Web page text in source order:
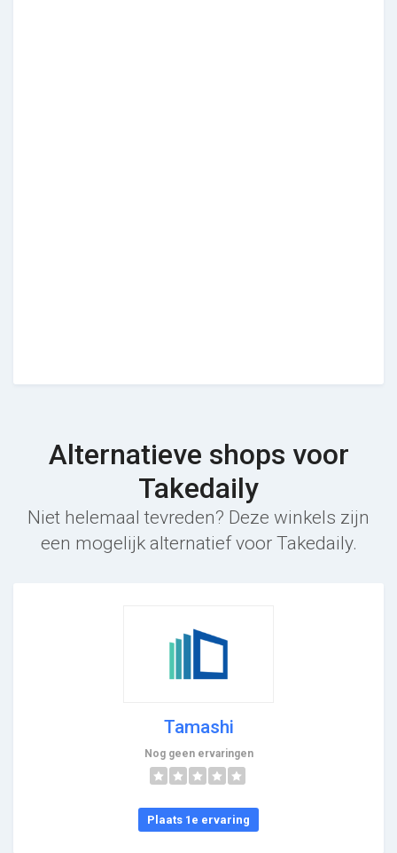
Alternatieve shops voor
Takedaily
Niet helemaal tevreden? Deze winkels zijn
een mogelijk alternatief voor Takedaily.
Tamashi
Nog geen ervaringen
Plaats 1e ervaring